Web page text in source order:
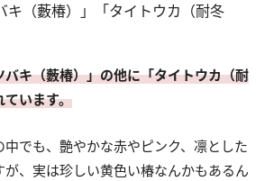
キ（藪椿）」「タイトウカ（耐冬
キ（藪椿）」の他に「タイトウカ（耐
ています。
でも、艶やかな赤やピンク、凛とした
が、実は珍しい黄色い椿なんかもあるん